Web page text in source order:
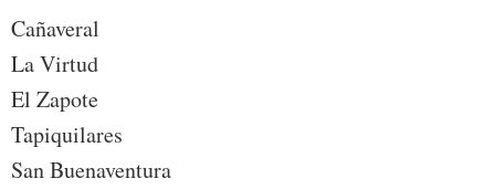
Cañaveral
La Virtud
El Zapote
Tapiquilares
San Buenaventura